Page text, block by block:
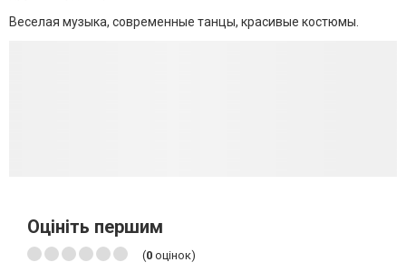
Веселая музыка, современные танцы, красивые костюмы.
Оцініть першим
(0 оцінок)